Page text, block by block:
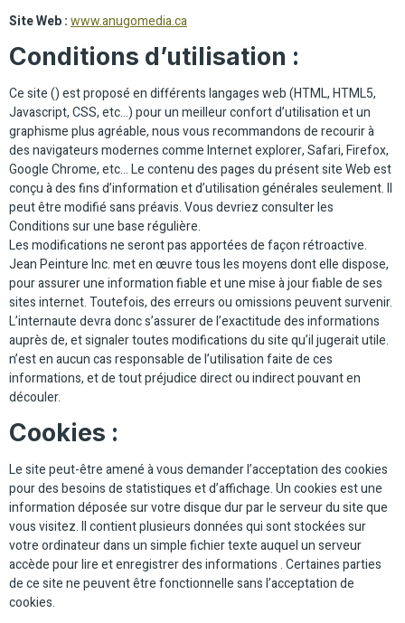
Site Web :www.anugomedia.ca
Conditions d’utilisation :
Ce site () est proposé en différents langages web (HTML, HTML5,
Javascript, CSS, etc…) pour un meilleur confort d’utilisation et un
graphisme plus agréable, nous vous recommandons de recourir à
des navigateurs modernes comme Internet explorer, Safari, Firefox,
Google Chrome, etc… Le contenu des pages du présent site Web est
conçu à des fins d’information et d’utilisation générales seulement. Il
peut être modifié sans préavis. Vous devriez consulter les
Conditions sur une base régulière.
Les modifications ne seront pas apportées de façon rétroactive.
Jean Peinture Inc. met en œuvre tous les moyens dont elle dispose,
pour assurer une information fiable et une mise à jour fiable de ses
sites internet. Toutefois, des erreurs ou omissions peuvent survenir.
L’internaute devra donc s’assurer de l’exactitude des informations
auprès de, et signaler toutes modifications du site qu’il jugerait utile.
n’est en aucun cas responsable de l’utilisation faite de ces
informations, et de tout préjudice direct ou indirect pouvant en
découler.
Cookies :
Le site peut-être amené à vous demander l’acceptation des cookies
pour des besoins de statistiques et d’affichage. Un cookies est une
information déposée sur votre disque dur par le serveur du site que
vous visitez. Il contient plusieurs données qui sont stockées sur
votre ordinateur dans un simple fichier texte auquel un serveur
accède pour lire et enregistrer des informations . Certaines parties
de ce site ne peuvent être fonctionnelle sans l’acceptation de
cookies.